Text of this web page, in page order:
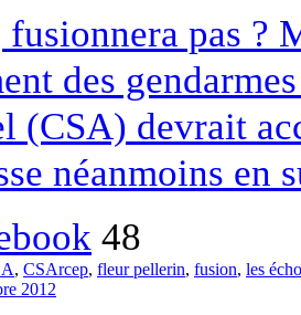
fusionnera pas ?
des
(CSA) devrait
néanmoins en
48
, CSArcep, fleur pellerin, fusion, les
2012